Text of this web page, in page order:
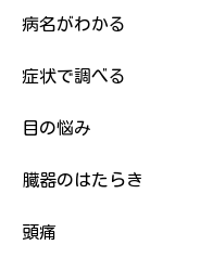
病名がわかる
症状で調べる
目の悩み
臓器のはたらき
頭痛